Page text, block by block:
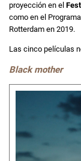
proyección en el
como en el
Rotterdam en 2019.
Las cinco películas
Black mother